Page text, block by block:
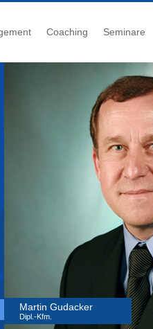
Coaching Seminare
Martin Gudacker
Dipl.-Kfm.